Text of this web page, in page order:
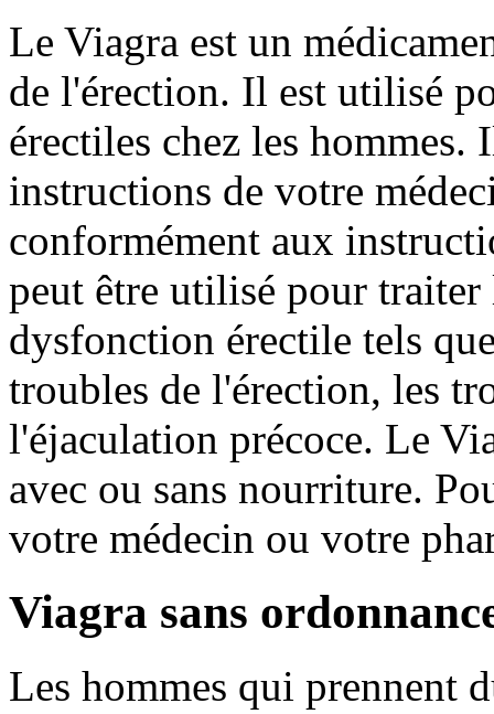
Le Viagra est un
de l'érection. Il est utilisé
érectiles chez les
instructions de votre
conformément aux
peut être utilisé pour traiter
dysfonction érectile tels
troubles de l'érection, les
l'éjaculation précoce. Le
avec ou sans nourriture.
votre médecin ou votre
Viagra sans
Les hommes qui prennent